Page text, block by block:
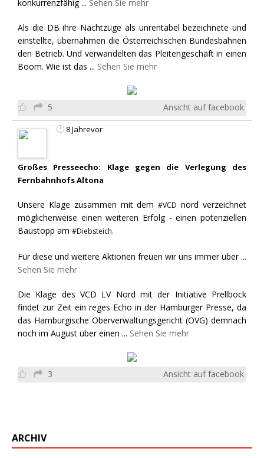
konkurrenzfähig ... Sehen Sie mehr
Als die DB ihre Nachtzüge als unrentabel bezeichnete und
einstellte, übernahmen die Österreichischen Bundesbahnen
den Betrieb. Und verwandelten das Pleitengeschäft in einen
Boom. Wie ist das ... Sehen Sie mehr
5 Ansicht auf facebook
8 Jahrevor
Großes Presseecho: Klage gegen die Verlegung des
Fernbahnhofs Altona
Unsere Klage zusammen mit dem#VCD nord verzeichnet
möglicherweise einen weiteren Erfolg - einen potenziellen
Baustopp am #Diebsteich.
Für diese und weitere Aktionen freuen wir uns immer über ...
Sehen Sie mehr
Die Klage des VCD LV Nord mit der Initiative Prellbock
findet zur Zeit ein reges Echo in der Hamburger Presse, da
das Hamburgische Oberverwaltungsgericht (OVG) demnach
noch im August über einen ... Sehen Sie mehr
3 Ansicht auf facebook
ARCHIV